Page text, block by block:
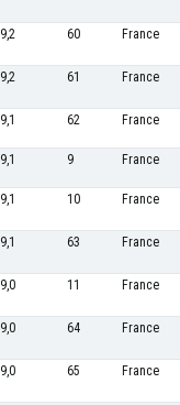
9,2 60 France
9,2 61 France
9,1 62 France
9,1 9 France
9,1 10 France
9,1 63 France
9,0 11 France
9,0 64 France
9,0 65 France